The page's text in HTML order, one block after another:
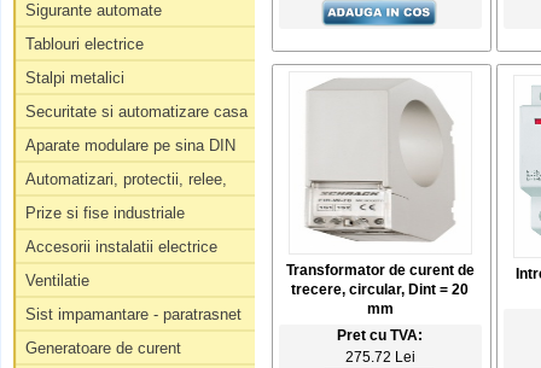
Sigurante automate
Tablouri electrice
Stalpi metalici
Securitate si automatizare casa
Aparate modulare pe sina DIN
Automatizari, protectii, relee,
Prize si fise industriale
Accesorii instalatii electrice
Ventilatie
Sist impamantare - paratrasnet
Generatoare de curent
Transformator de curent de
trecere, circular, Dint = 20
mm
Pret cu TVA:
275.72 Lei